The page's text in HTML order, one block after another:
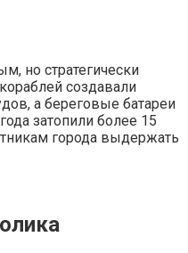
но стратегически
создавали
а береговые батареи
затопили более 15
города выдержать